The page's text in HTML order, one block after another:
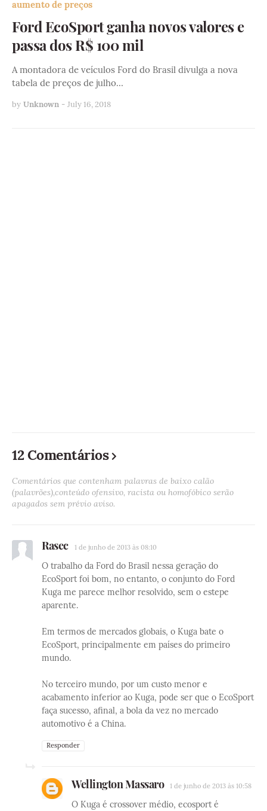
aumento de preços
Ford EcoSport ganha novos valores e
passa dos R$ 100 mil
A montadora de veículos Ford do Brasil divulga a nova
tabela de preços de julho…
by Unknown - July 16, 2018
12 Comentários
Comentários que contenham palavras de baixo calão
(palavrões),conteúdo ofensivo, racista ou homofóbico serão
apagados sem prévio aviso.
Rasec 1 de junho de 2013 às 08:10
O trabalho da Ford do Brasil nessa geração do
EcoSport foi bom, no entanto, o conjunto do Ford
Kuga me parece melhor resolvido, sem o estepe
aparente.
Em termos de mercados globais, o Kuga bate o
EcoSport, principalmente em países do primeiro
mundo.
No terceiro mundo, por um custo menor e
acabamento inferior ao Kuga, pode ser que o EcoSport
faça sucesso, afinal, a bola da vez no mercado
automotivo é a China.
Responder
Wellington Massaro 1 de junho de 2013 às 10:58
O Kuga é crossover médio, ecosport é